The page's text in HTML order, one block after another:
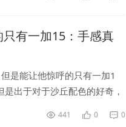
有一加15：手感真
是能让他惊呼的只有一加1
出于对于沙丘配色的好奇，
最喜欢的手机之一，它出色
441 0 0